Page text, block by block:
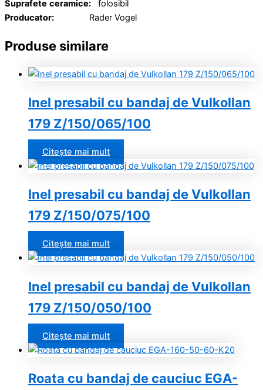
Suprafete ceramice: folosibil
Producator: Rader Vogel
Produse similare
Inel presabil cu bandaj de Vulkollan
179 Z/150/065/100
Citește mai mult
Inel presabil cu bandaj de Vulkollan
179 Z/150/075/100
Citește mai mult
Inel presabil cu bandaj de Vulkollan
179 Z/150/050/100
Citește mai mult
Roata cu bandaj de cauciuc EGA-